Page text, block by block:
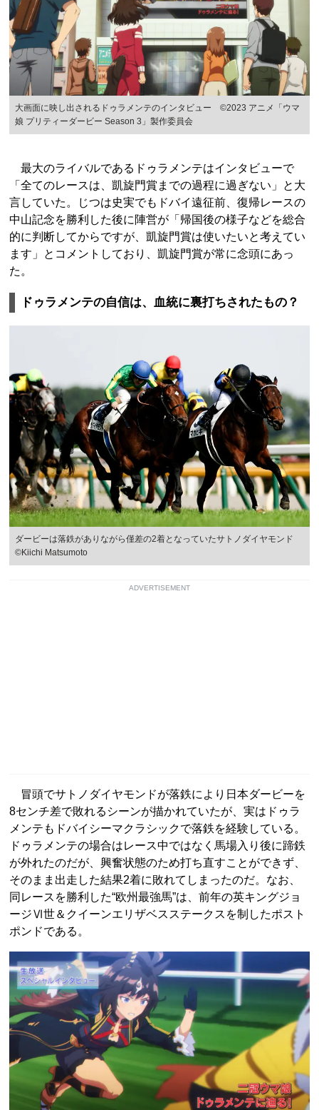
大画面に映し出されるドゥラメンテのインタビュー ©2023 アニメ「ウマ
娘 プリティーダービー Season 3」製作委員会
最大のライバルであるドゥラメンテはインタビューで
「全てのレースは、凱旋門賞までの過程に過ぎない」と大
言していた。じつは史実でもドバイ遠征前、復帰レースの
中山記念を勝利した後に陣営が「帰国後の様子などを総合
的に判断してからですが、凱旋門賞は使いたいと考えてい
ます」とコメントしており、凱旋門賞が常に念頭にあっ
た。
ドゥラメンテの自信は、血統に裏打ちされたもの？
ダービーは落鉄がありながら僅差の2着となっていたサトノダイヤモンド
©Kiichi Matsumoto
ADVERTISEMENT
冒頭でサトノダイヤモンドが落鉄により日本ダービーを
8センチ差で敗れるシーンが描かれていたが、実はドゥラ
メンテもドバイシーマクラシックで落鉄を経験している。
ドゥラメンテの場合はレース中ではなく馬場入り後に蹄鉄
が外れたのだが、興奮状態のため打ち直すことができず、
そのまま出走した結果2着に敗れてしまったのだ。なお、
同レースを勝利した“欧州最強馬”は、前年の英キングジョ
ージⅥ世＆クイーンエリザベスステークスを制したポスト
ポンドである。